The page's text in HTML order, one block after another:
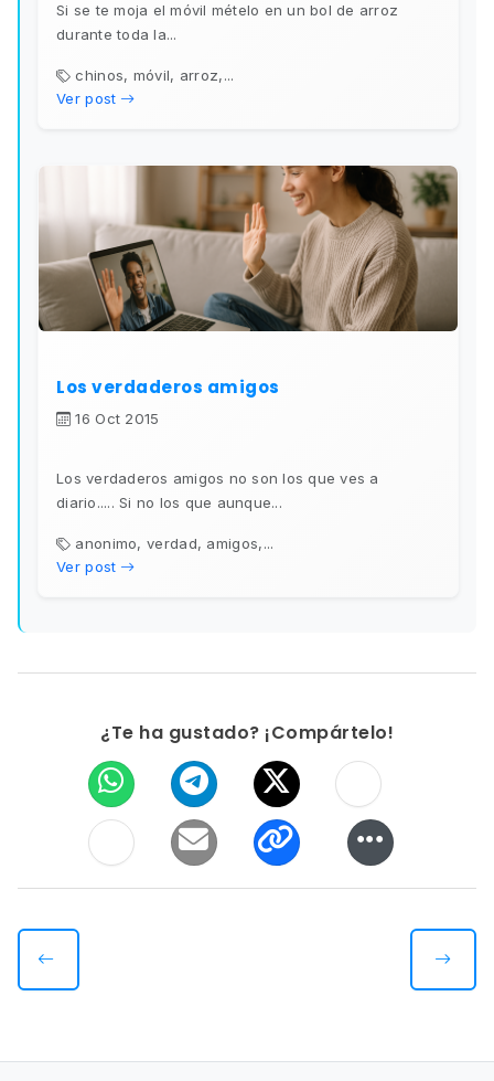
Si se te moja el móvil mételo en un bol de arroz
durante toda la...
chinos, móvil, arroz,...
Ver post
Los verdaderos amigos
16 Oct 2015
Los verdaderos amigos no son los que ves a
diario..... Si no los que aunque...
anonimo, verdad, amigos,...
Ver post
¿Te ha gustado? ¡Compártelo!